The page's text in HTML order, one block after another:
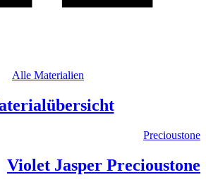
Alle Materialien
Precioustone
Violet Jasper Precioustone